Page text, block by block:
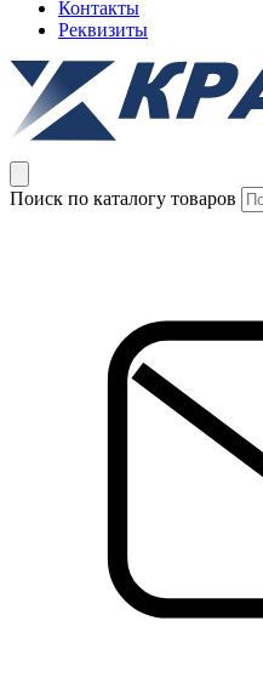
Контакты
Реквизиты
Поиск по каталогу товаров